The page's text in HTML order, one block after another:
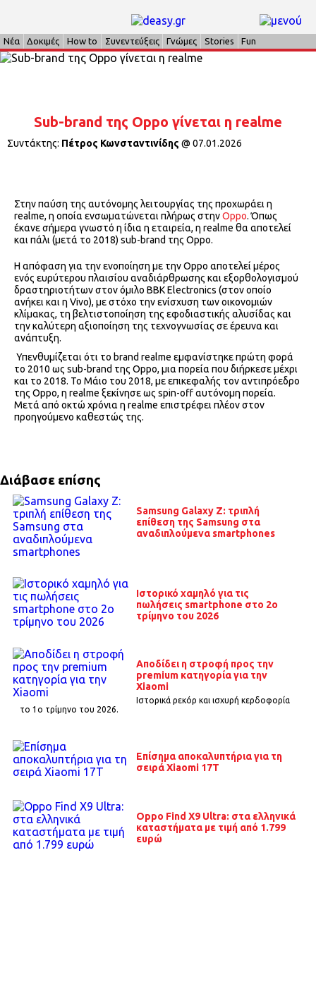
Νέα Δοκιμές How to Συνεντεύξεις Γνώμες Stories Fun
Sub-brand της Oppo γίνεται η realme
Συντάκτης: Πέτρος Κωνσταντινίδης @ 07.01.2026
Στην παύση της αυτόνομης λειτουργίας της προχωράει η
realme, η οποία ενσωματώνεται πλήρως στηνOppo. Όπως
έκανε σήμερα γνωστό η ίδια η εταιρεία, η realme θα αποτελεί
και πάλι (μετά το 2018) sub-brand της Oppo.
Η απόφαση για την ενοποίηση με την Oppo αποτελεί μέρος
ενός ευρύτερου πλαισίου αναδιάρθρωσης και εξορθολογισμού
δραστηριοτήτων στον όμιλο BBK Electronics (στον οποίο
ανήκει και η Vivo), με στόχο την ενίσχυση των οικονομιών
κλίμακας, τη βελτιστοποίηση της εφοδιαστικής αλυσίδας και
την καλύτερη αξιοποίηση της τεχνογνωσίας σε έρευνα και
ανάπτυξη.
Υπενθυμίζεται ότι το brand realme εμφανίστηκε πρώτη φορά
το 2010 ως sub-brand της Oppo, μια πορεία που διήρκεσε μέχρι
και το 2018. Το Μάιο του 2018, με επικεφαλής τον αντιπρόεδρο
της Oppo, η realme ξεκίνησε ως spin-off αυτόνομη πορεία.
Μετά από οκτώ χρόνια η realme επιστρέφει πλέον στον
προηγούμενο καθεστώς της.
Διάβασε επίσης
Samsung Galaxy Z: τριπλή
επίθεση της Samsung στα
αναδιπλούμενα smartphones
Ιστορικό χαμηλό για τις
πωλήσεις smartphone στο 2ο
τρίμηνο του 2026
Αποδίδει η στροφή προς την
premium κατηγορία για την
Xiaomi
Ιστορικά ρεκόρ και ισχυρή κερδοφορία
το 1o τρίμηνο του 2026.
Επίσημα αποκαλυπτήρια για τη
σειρά Xiaomi 17T
Oppo Find X9 Ultra: στα ελληνικά
καταστήματα με τιμή από 1.799
ευρώ